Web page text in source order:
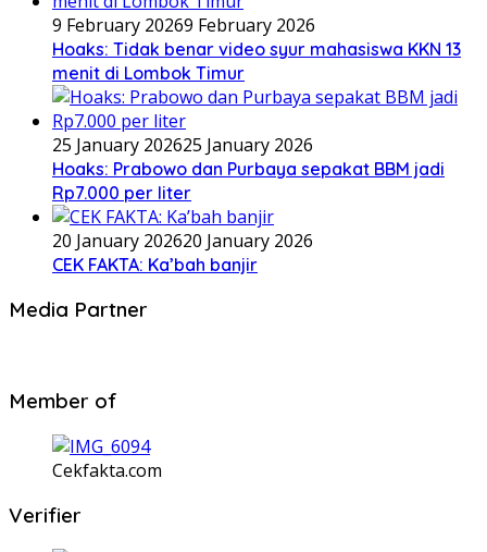
9 February 20269 February 2026
Hoaks: Tidak benar video syur mahasiswa KKN 13
menit di Lombok Timur
25 January 202625 January 2026
Hoaks: Prabowo dan Purbaya sepakat BBM jadi
Rp7.000 per liter
20 January 202620 January 2026
CEK FAKTA: Ka’bah banjir
Media Partner
Member of
Cekfakta.com
Verifier